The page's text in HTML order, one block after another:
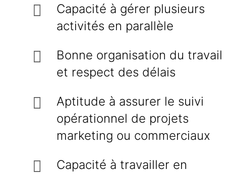
Capacité à gérer plusieurs
activités en parallèle
Bonne organisation du travail
et respect des délais
Aptitude à assurer le suivi
opérationnel de projets
marketing ou commerciaux
Capacité à travailler en